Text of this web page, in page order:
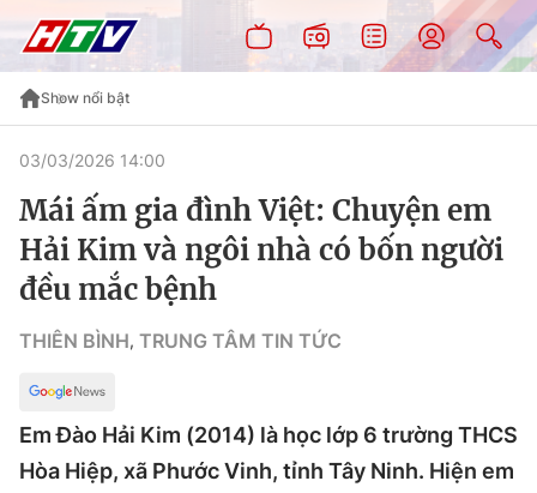
Show nổi bật
03/03/2026 14:00
Mái ấm gia đình Việt: Chuyện em
Hải Kim và ngôi nhà có bốn người
đều mắc bệnh
THIÊN BÌNH, TRUNG TÂM TIN TỨC
Em Đào Hải Kim (2014) là học lớp 6 trường THCS
Hòa Hiệp, xã Phước Vinh, tỉnh Tây Ninh. Hiện em